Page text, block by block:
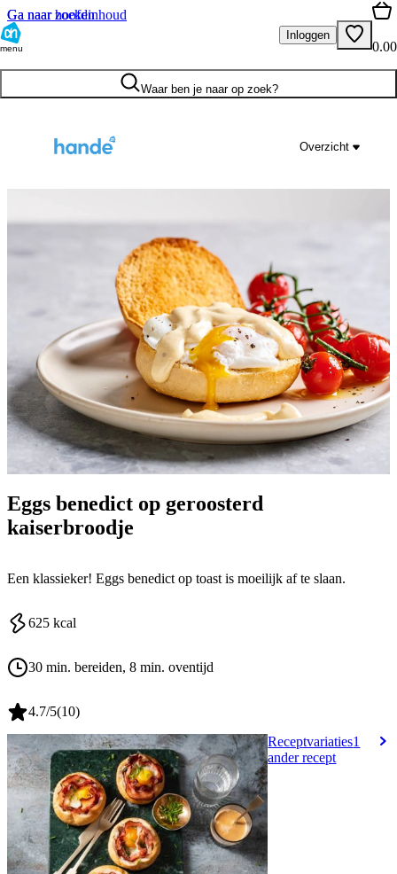
Ga naar hoofdinhoud
Ga naar zoeken
menu
Inloggen
0.00
Waar ben je naar op zoek?
Overzicht
Eggs benedict op geroosterd
kaiserbroodje
Een klassieker! Eggs benedict op toast is moeilijk af te slaan.
625 kcal
30 min. bereiden, 8 min. oventijd
4.7/5(10)
Receptvariaties1
ander recept